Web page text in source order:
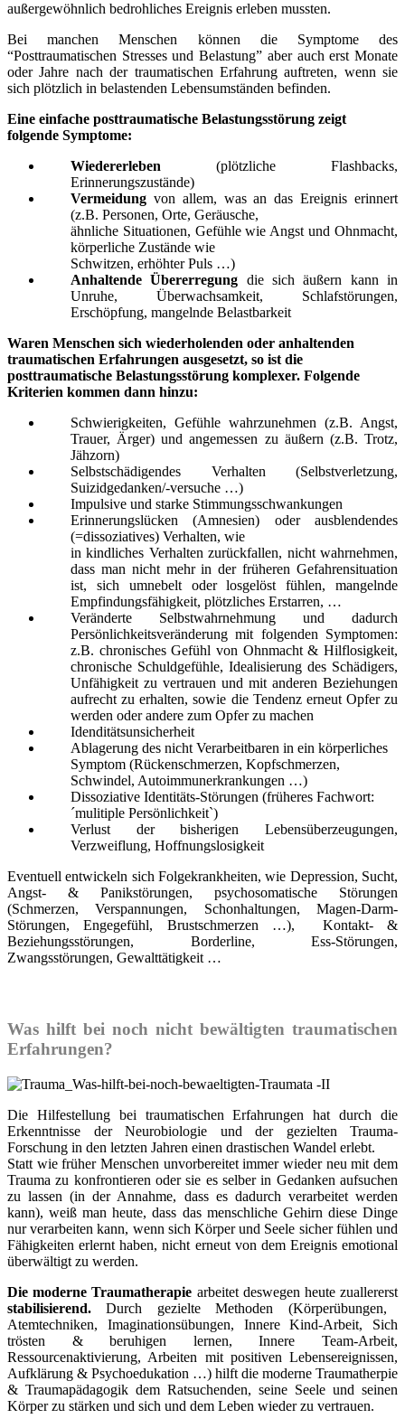
außergewöhnlich bedrohliches Ereignis erleben mussten.
Bei manchen Menschen können die Symptome des
“Posttraumatischen Stresses und Belastung” aber auch erst Monate
oder Jahre nach der traumatischen Erfahrung auftreten, wenn sie
sich plötzlich in belastenden Lebensumständen befinden.
Eine einfache posttraumatische Belastungsstörung zeigt
folgende Symptome:
Wiedererleben (plötzliche Flashbacks,
Erinnerungszustände)
Vermeidung von allem, was an das Ereignis erinnert
(z.B. Personen, Orte, Geräusche,
ähnliche Situationen, Gefühle wie Angst und Ohnmacht,
körperliche Zustände wie
Schwitzen, erhöhter Puls …)
Anhaltende Übererregung die sich äußern kann in
Unruhe, Überwachsamkeit, Schlafstörungen,
Erschöpfung, mangelnde Belastbarkeit
Waren Menschen sich wiederholenden oder anhaltenden
traumatischen Erfahrungen ausgesetzt, so ist die
posttraumatische Belastungsstörung komplexer. Folgende
Kriterien kommen dann hinzu:
Schwierigkeiten, Gefühle wahrzunehmen (z.B. Angst,
Trauer, Ärger) und angemessen zu äußern (z.B. Trotz,
Jähzorn)
Selbstschädigendes Verhalten (Selbstverletzung,
Suizidgedanken/-versuche …)
Impulsive und starke Stimmungsschwankungen
Erinnerungslücken (Amnesien) oder ausblendendes
(=dissoziatives) Verhalten, wie
in kindliches Verhalten zurückfallen, nicht wahrnehmen,
dass man nicht mehr in der früheren Gefahrensituation
ist, sich umnebelt oder losgelöst fühlen, mangelnde
Empfindungsfähigkeit, plötzliches Erstarren, …
Veränderte Selbstwahrnehmung und dadurch
Persönlichkeitsveränderung mit folgenden Symptomen:
z.B. chronisches Gefühl von Ohnmacht & Hilflosigkeit,
chronische Schuldgefühle, Idealisierung des Schädigers,
Unfähigkeit zu vertrauen und mit anderen Beziehungen
aufrecht zu erhalten, sowie die Tendenz erneut Opfer zu
werden oder andere zum Opfer zu machen
Idenditätsunsicherheit
Ablagerung des nicht Verarbeitbaren in ein körperliches
Symptom (Rückenschmerzen, Kopfschmerzen,
Schwindel, Autoimmunerkrankungen …)
Dissoziative Identitäts-Störungen (früheres Fachwort:
´mulitiple Persönlichkeit`)
Verlust der bisherigen Lebensüberzeugungen,
Verzweiflung, Hoffnungslosigkeit
Eventuell entwickeln sich Folgekrankheiten, wie Depression, Sucht,
Angst- & Panikstörungen, psychosomatische Störungen
(Schmerzen, Verspannungen, Schonhaltungen, Magen-Darm-
Störungen, Engegefühl, Brustschmerzen …), Kontakt- &
Beziehungsstörungen, Borderline, Ess-Störungen,
Zwangsstörungen, Gewalttätigkeit …
Was hilft bei noch nicht bewältigten traumatischen
Erfahrungen?
Die Hilfestellung bei traumatischen Erfahrungen hat durch die
Erkenntnisse der Neurobiologie und der gezielten Trauma-
Forschung in den letzten Jahren einen drastischen Wandel erlebt.
Statt wie früher Menschen unvorbereitet immer wieder neu mit dem
Trauma zu konfrontieren oder sie es selber in Gedanken aufsuchen
zu lassen (in der Annahme, dass es dadurch verarbeitet werden
kann), weiß man heute, dass das menschliche Gehirn diese Dinge
nur verarbeiten kann, wenn sich Körper und Seele sicher fühlen und
Fähigkeiten erlernt haben, nicht erneut von dem Ereignis emotional
überwältigt zu werden.
Die moderne Traumatherapie arbeitet deswegen heute zuallererst
stabilisierend. Durch gezielte Methoden (Körperübungen,
Atemtechniken, Imaginationsübungen, Innere Kind-Arbeit, Sich
trösten & beruhigen lernen, Innere Team-Arbeit,
Ressourcenaktivierung, Arbeiten mit positiven Lebensereignissen,
Aufklärung & Psychoedukation …) hilft die moderne Traumatherpie
& Traumapädagogik dem Ratsuchenden, seine Seele und seinen
Körper zu stärken und sich und dem Leben wieder zu vertrauen.